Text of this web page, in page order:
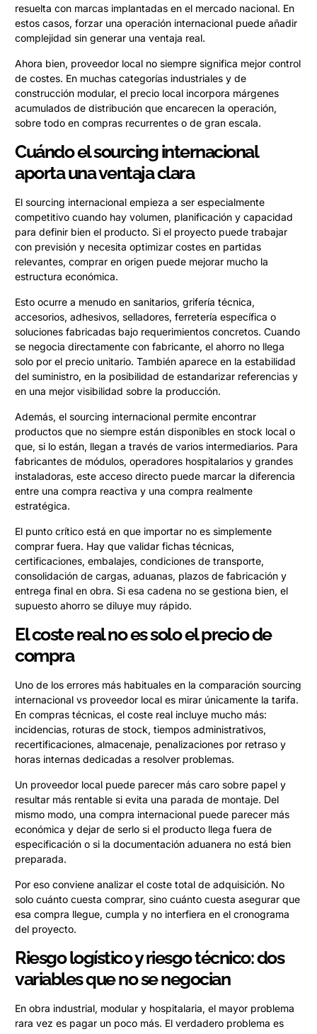
resuelta con marcas implantadas en el mercado nacional. En
estos casos, forzar una operación internacional puede añadir
complejidad sin generar una ventaja real.
Ahora bien, proveedor local no siempre significa mejor control
de costes. En muchas categorías industriales y de
construcción modular, el precio local incorpora márgenes
acumulados de distribución que encarecen la operación,
sobre todo en compras recurrentes o de gran escala.
Cuándo el sourcing internacional
aporta una ventaja clara
El sourcing internacional empieza a ser especialmente
competitivo cuando hay volumen, planificación y capacidad
para definir bien el producto. Si el proyecto puede trabajar
con previsión y necesita optimizar costes en partidas
relevantes, comprar en origen puede mejorar mucho la
estructura económica.
Esto ocurre a menudo en sanitarios, grifería técnica,
accesorios, adhesivos, selladores, ferretería específica o
soluciones fabricadas bajo requerimientos concretos. Cuando
se negocia directamente con fabricante, el ahorro no llega
solo por el precio unitario. También aparece en la estabilidad
del suministro, en la posibilidad de estandarizar referencias y
en una mejor visibilidad sobre la producción.
Además, el sourcing internacional permite encontrar
productos que no siempre están disponibles en stock local o
que, si lo están, llegan a través de varios intermediarios. Para
fabricantes de módulos, operadores hospitalarios y grandes
instaladoras, este acceso directo puede marcar la diferencia
entre una compra reactiva y una compra realmente
estratégica.
El punto crítico está en que importar no es simplemente
comprar fuera. Hay que validar fichas técnicas,
certificaciones, embalajes, condiciones de transporte,
consolidación de cargas, aduanas, plazos de fabricación y
entrega final en obra. Si esa cadena no se gestiona bien, el
supuesto ahorro se diluye muy rápido.
El coste real no es solo el precio de
compra
Uno de los errores más habituales en la comparación sourcing
internacional vs proveedor local es mirar únicamente la tarifa.
En compras técnicas, el coste real incluye mucho más:
incidencias, roturas de stock, tiempos administrativos,
recertificaciones, almacenaje, penalizaciones por retraso y
horas internas dedicadas a resolver problemas.
Un proveedor local puede parecer más caro sobre papel y
resultar más rentable si evita una parada de montaje. Del
mismo modo, una compra internacional puede parecer más
económica y dejar de serlo si el producto llega fuera de
especificación o si la documentación aduanera no está bien
preparada.
Por eso conviene analizar el coste total de adquisición. No
solo cuánto cuesta comprar, sino cuánto cuesta asegurar que
esa compra llegue, cumpla y no interfiera en el cronograma
del proyecto.
Riesgo logístico y riesgo técnico: dos
variables que no se negocian
En obra industrial, modular y hospitalaria, el mayor problema
rara vez es pagar un poco más. El verdadero problema es